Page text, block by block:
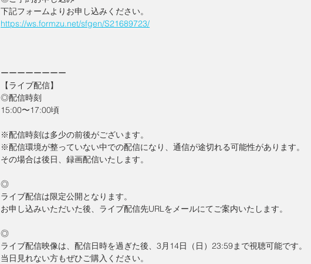
下記フォームよりお申し込みください。
https://ws.formzu.net/sfgen/S21689723/
ーーーーーーーー
【ライブ配信】
◎配信時刻
15:00〜17:00頃
※配信時刻は多少の前後がございます。
※配信環境が整っていない中での配信になり、通信が途切れる可能性があります。
その場合は後日、録画配信いたします。
◎
ライブ配信は限定公開となります。
お申し込みいただいた後、ライブ配信先URLをメールにてご案内いたします。
◎
ライブ配信映像は、配信日時を過ぎた後、3月14日（日）23:59まで視聴可能です。
当日見れない方もぜひご購入ください。